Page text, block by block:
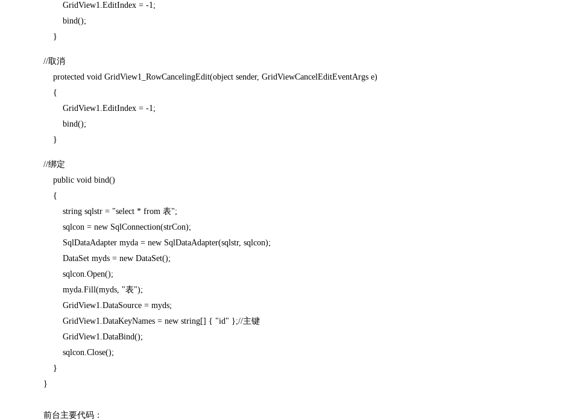
GridView1.EditIndex = -1;
bind();
}
//取消
protected void GridView1_RowCancelingEdit(object sender, GridViewCancelEditEventArgs e)
{
GridView1.EditIndex = -1;
bind();
}
//绑定
public void bind()
{
string sqlstr = "select * from 表";
sqlcon = new SqlConnection(strCon);
SqlDataAdapter myda = new SqlDataAdapter(sqlstr, sqlcon);
DataSet myds = new DataSet();
sqlcon.Open();
myda.Fill(myds, "表");
GridView1.DataSource = myds;
GridView1.DataKeyNames = new string[] { "id" };//主键
GridView1.DataBind();
sqlcon.Close();
}
}
前台主要代码：